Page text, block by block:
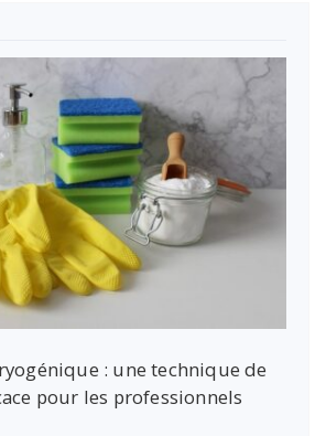
: une technique de
pour les professionnels